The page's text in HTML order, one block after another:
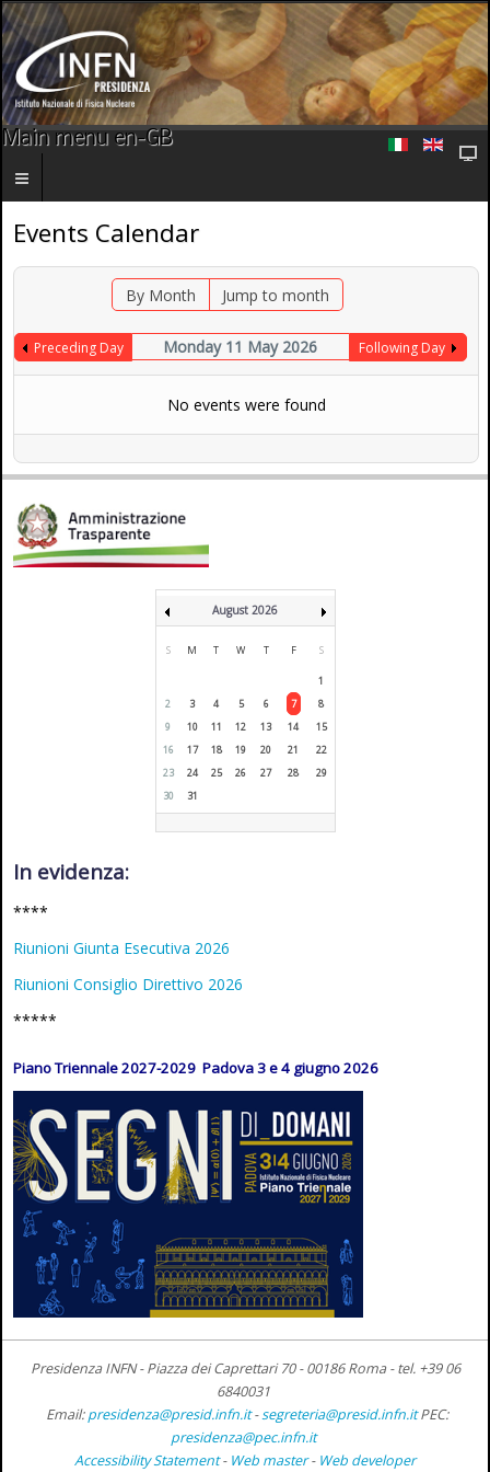
Main menu en-GB
Events Calendar
By Month Jump to month
Preceding Day Monday 11 May 2026 Following Day
No events were found
August 2026
S M T W T F S
1
2
3 4 5 6 7
8
9
10 11 12 13 14
15
16
17 18 19 20 21
22
23
24 25 26 27 28
29
30
31
In evidenza:
****
Riunioni Giunta Esecutiva 2026
Riunioni Consiglio Direttivo 2026
*****
Piano Triennale 2027-2029 Padova 3 e 4 giugno 2026
Presidenza INFN - Piazza dei Caprettari 70 - 00186 Roma -tel. +39 06
6840031
Email:presidenza@presid.infn.it-segreteria@presid.infn.it PEC:
presidenza@pec.infn.it
Accessibility Statement- Web master- Web developer